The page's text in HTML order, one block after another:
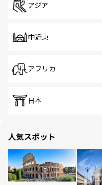
アジア
中近東
アフリカ
日本
人気スポット